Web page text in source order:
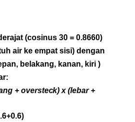
(cosinus 30 = 0.8660)
air ke empat sisi) dengan
belakang, kanan, kiri )
+ oversteck) x (lebar +